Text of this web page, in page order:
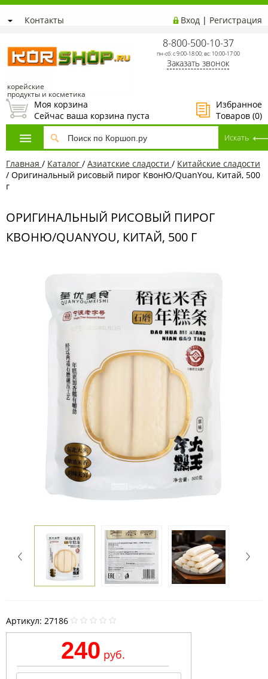
Контакты Вход | Регистрация
корейские
продукты и косметика
8-800-500-10-37
пн-сб: с 9:00-18:00; вс: 10:00-17:00
Заказать звонок
Избранное
Товаров (0)
Моя корзина
Сейчас ваша корзина пуста
Главная / Каталог / Азиатcкие сладости / Китайские сладости
/ Оригинальный рисовый пирог КвонЮ/QuanYou, Китай, 500
г
ОРИГИНАЛЬНЫЙ РИСОВЫЙ ПИРОГ
КВОНЮ/QUANYOU, КИТАЙ, 500 Г
Артикул: 27186
240 руб.